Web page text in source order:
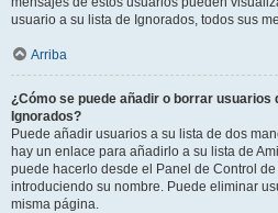
usuario a su lista de Ignorados, todos sus
Arriba
¿Cómo se puede añadir o borrar usuarios
Ignorados?
Puede añadir usuarios a su lista de dos
hay un enlace para añadirlo a su lista de
puede hacerlo desde el Panel de Control
introduciendo su nombre. Puede eliminar
misma página.